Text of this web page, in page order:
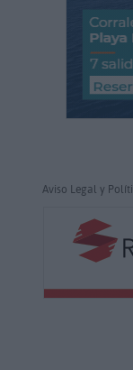
Aviso Legal y